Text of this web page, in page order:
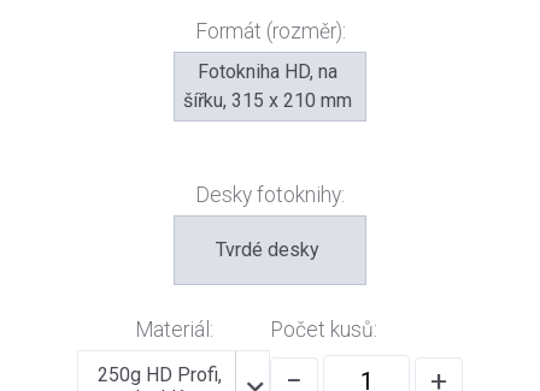
Formát (rozměr):
Fotokniha HD, na
šířku, 315 x 210 mm
Desky fotoknihy:
Tvrdé desky
Materiál:
250g HD Profi,
Počet kusů:
− +